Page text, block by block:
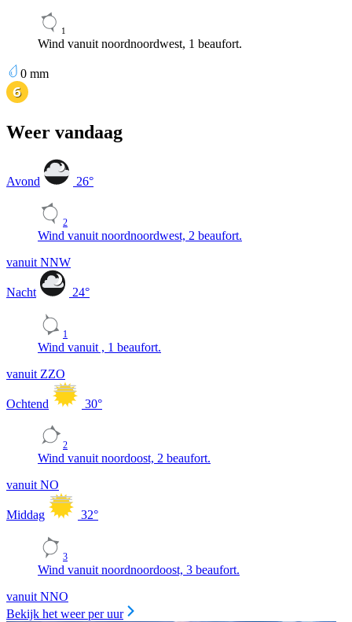
1
Wind vanuit noordnoordwest, 1 beaufort.
0 mm
Weer vandaag
Avond 26°
2
Wind vanuit noordnoordwest, 2 beaufort.
vanuit NNW
Nacht 24°
1
Wind vanuit , 1 beaufort.
vanuit ZZO
Ochtend 30°
2
Wind vanuit noordoost, 2 beaufort.
vanuit NO
Middag 32°
3
Wind vanuit noordnoordoost, 3 beaufort.
vanuit NNO
Bekijk het weer per uur